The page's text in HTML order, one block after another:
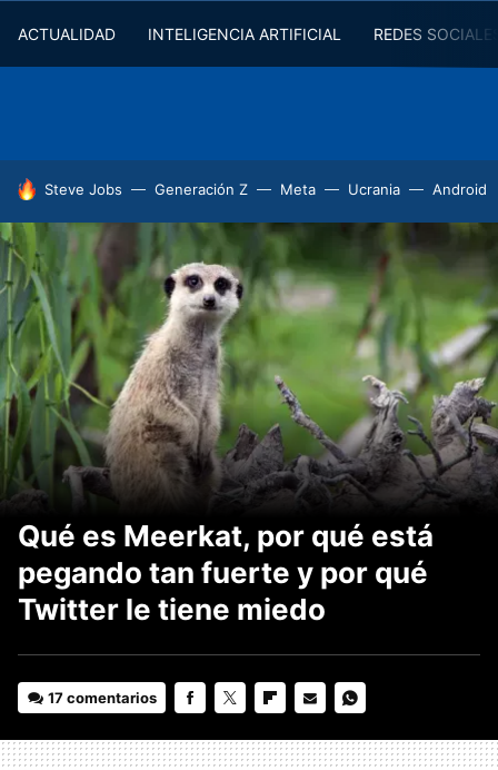
ACTUALIDAD INTELIGENCIA ARTIFICIAL REDES
HOY SE HABLA DE
Steve Jobs Generación Z Meta Ucrania Android
Qué es Meerkat, por qué está
pegando tan fuerte y por qué
Twitter le tiene miedo
17 comentarios
MAIL